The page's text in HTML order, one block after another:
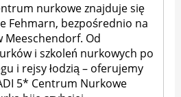
nurkowe znajduje się
Fehmarn, bezpośrednio na
Meeschendorf. Od
i szkoleń nurkowych po
i rejsy łodzią – oferujemy
5* Centrum Nurkowe